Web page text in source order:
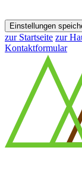
Einstellungen
zur Startseite zur
Kontaktformular